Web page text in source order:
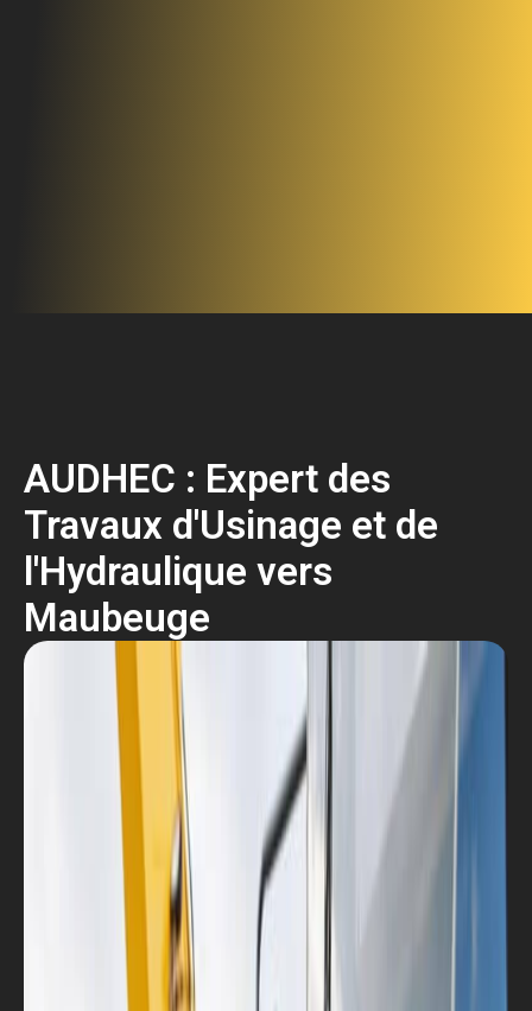
AUDHEC : Expert des
Travaux d'Usinage et de
l'Hydraulique vers
Maubeuge